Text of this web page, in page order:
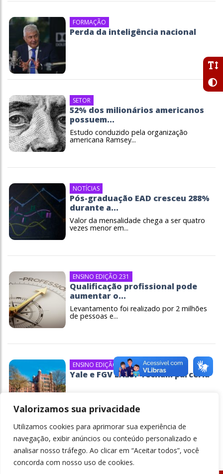
Valorizamos sua privacidade
Utilizamos cookies para aprimorar sua experiência de
navegação, exibir anúncios ou conteúdo personalizado e
analisar nosso tráfego. Ao clicar em “Aceitar todos”, você
concorda com nosso uso de cookies.
FORMAÇÃO
Perda da inteligência nacional
SETOR
52% dos milionários americanos
possuem...
Estudo conduzido pela organização
americana Ramsey...
NOTÍCIAS
Pós-graduação EAD cresceu 288%
durante a...
Valor da mensalidade chega a ser quatro
vezes menor em...
ENSINO EDIÇÃO 231
Qualificação profissional pode
aumentar o...
Levantamento foi realizado por 2 milhões
de pessoas e...
ENSINO EDIÇÃO 227
Yale e FGV EAESP fecham parceria
possível...